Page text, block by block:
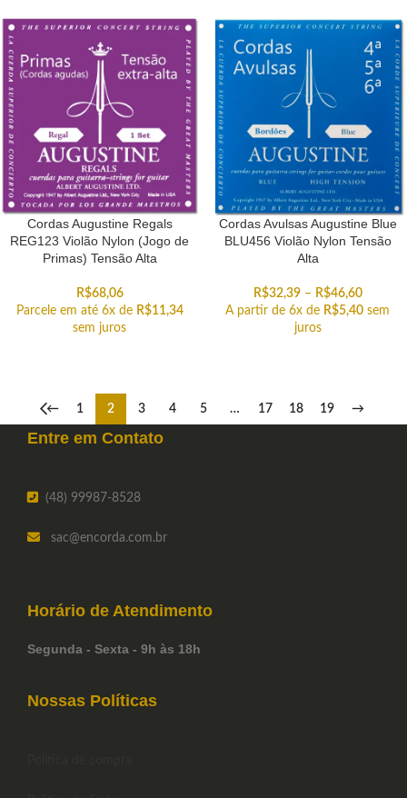
Cordas Augustine Regals
REG123 Violão Nylon (Jogo de
Primas) Tensão Alta
R$68,06
Parcele em até 6x de R$11,34
sem juros
Cordas Avulsas Augustine Blue
BLU456 Violão Nylon Tensão
Alta
R$32,39 – R$46,60
A partir de 6x de R$5,40 sem
juros
← 1 2 3 4 5 … 17 18 19 →
Entre em Contato
(48) 99987-8528
sac@encorda.com.br
Horário de Atendimento
Segunda - Sexta - 9h às 18h
Nossas Políticas